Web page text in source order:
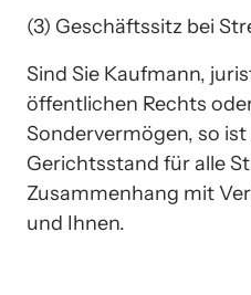
(3) Geschäftssitz bei
Sind Sie Kaufmann,
öffentlichen Rechts
Sondervermögen, so
Gerichtsstand für alle
Zusammenhang mit
und Ihnen.